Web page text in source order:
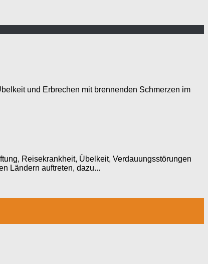
und Erbrechen mit brennenden Schmerzen im
Reisekrankheit, Übelkeit, Verdauungsstörungen
Ländern auftreten, dazu...